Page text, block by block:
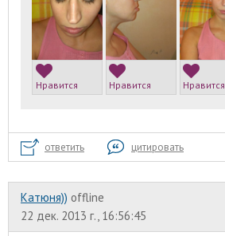
Нравится Нравится Нравится
ответить цитировать
Катюня)) offline
22 дек. 2013 г., 16:56:45